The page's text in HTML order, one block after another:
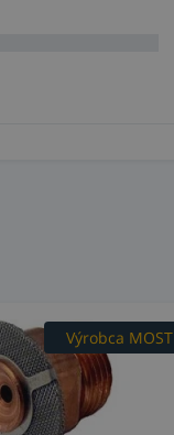
Výrobca MOST